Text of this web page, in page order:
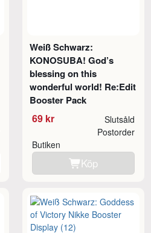
Weiß Schwarz:
KONOSUBA! God’s
blessing on this
wonderful world! Re:Edit
Booster Pack
69 kr Slutsåld
Butiken
Postorder
Köp